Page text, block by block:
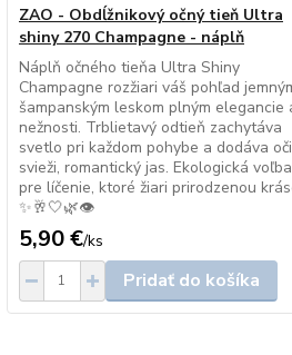
ZAO - Obdĺžnikový očný tieň Ultra
shiny 270 Champagne - náplň
Náplň očného tieňa Ultra Shiny
Champagne rozžiari váš pohľad
šampanským leskom plným elegancie
nežnosti. Trblietavý odtieň zachytáva
svetlo pri každom pohybe a dodáva
svieži, romantický jas. Ekologická voľba
pre líčenie, ktoré žiari prirodzenou
✨🥂🤍🌿👁️
5,90 €/ks
Pridať do košíka